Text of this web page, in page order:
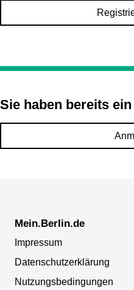
Sie haben bereits
Mein.Berlin.de
Impressum
Datenschutzerklärung
Nutzungsbedingungen